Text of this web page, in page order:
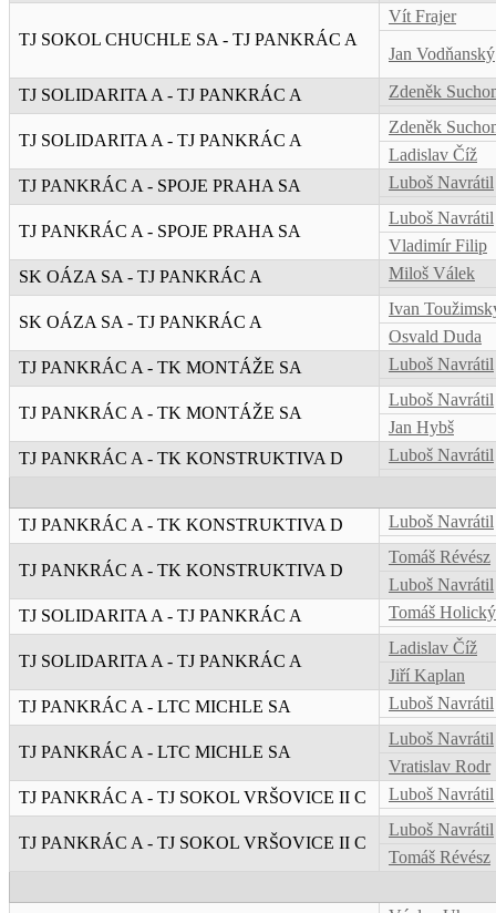
TJ SOKOL CHUCHLE SA - TJ PANKRÁC A
Vít Frajer
Jan Vodňanský
TJ SOLIDARITA A - TJ PANKRÁC A Zdeněk
TJ SOLIDARITA A - TJ PANKRÁC A
Zdeněk
Ladislav Číž
TJ PANKRÁC A - SPOJE PRAHA SA
Luboš Navrátil
TJ PANKRÁC A - SPOJE PRAHA SA
Luboš Navrátil
Vladimír Filip
SK OÁZA SA - TJ PANKRÁC A
Miloš Válek
SK OÁZA SA - TJ PANKRÁC A
Ivan
Osvald Duda
TJ PANKRÁC A - TK MONTÁŽE SA
Luboš Navrátil
TJ PANKRÁC A - TK MONTÁŽE SA
Luboš Navrátil
Jan Hybš
TJ PANKRÁC A - TK KONSTRUKTIVA D
Luboš Navrátil
TJ PANKRÁC A - TK KONSTRUKTIVA D Luboš Navrátil
TJ PANKRÁC A - TK KONSTRUKTIVA D
Tomáš Révész
Luboš Navrátil
TJ SOLIDARITA A - TJ PANKRÁC A
Tomáš Holický
TJ SOLIDARITA A - TJ PANKRÁC A
Ladislav Číž
Jiří Kaplan
TJ PANKRÁC A - LTC MICHLE SA
Luboš Navrátil
TJ PANKRÁC A - LTC MICHLE SA
Luboš Navrátil
Vratislav Rodr
TJ PANKRÁC A - TJ SOKOL VRŠOVICE II C
Luboš Navrátil
TJ PANKRÁC A - TJ SOKOL VRŠOVICE II C
Luboš Navrátil
Tomáš Révész